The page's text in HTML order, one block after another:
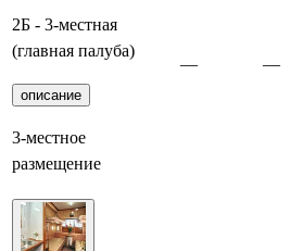
2Б - 3-местная
(главная палуба)
описание
3-местное
размещение
— —